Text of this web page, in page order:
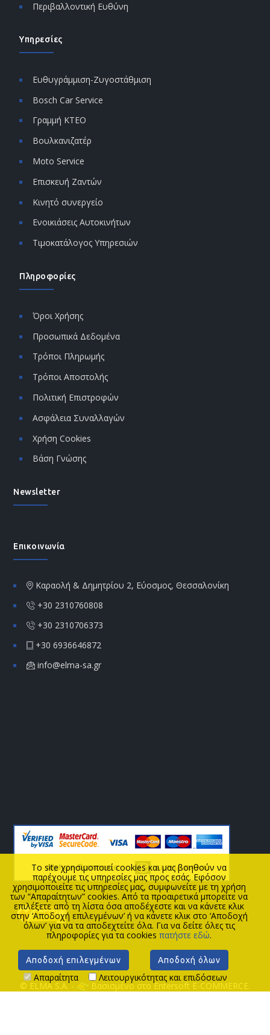
To site χρησιμοποιεί cookies και μας βοηθούν να
παρέχουμε τις υπηρεσίες μας προς εσάς. Εφόσον
χρησιμοποιείτε τις υπηρεσίες μας, συμφωνείτε με τη χρήση
των “Απαραίτητων” cookies. Από τα προαιρετικά μπορείτε να
επιλέξετε από τη λίστα όσα αποδέχεστε και να κάνετε κλικ
στην ‘Αποδοχή επιλεγμένων’ ή να κάνετε κλικ στο ‘Αποδοχή
όλων’ για να τα αποδεχτείτε όλα. Για να δείτε όλες τις
πληροφορίες για τα cookies πατήστε εδώ.
Αποδοχή επιλεγμένων Αποδοχή όλων
Απαραίτητα Λειτουργικότητας και επιδόσεων
Περιβαλλοντική Ευθύνη
Υπηρεσίες
Ευθυγράμμιση-Ζυγοστάθμιση
Bosch Car Service
Γραμμή ΚΤΕΟ
Βουλκανιζατέρ
Moto Service
Επισκευή Ζαντών
Κινητό συνεργείο
Ενοικιάσεις Αυτοκινήτων
Τιμοκατάλογος Υπηρεσιών
Πληροφορίες
Όροι Χρήσης
Προσωπικά Δεδομένα
Τρόποι Πληρωμής
Τρόποι Αποστολής
Πολιτική Επιστροφών
Ασφάλεια Συναλλαγών
Χρήση Cookies
Βάση Γνώσης
Newsletter
Επικοινωνία
Καραολή & Δημητρίου 2, Εύοσμος, Θεσσαλονίκη
+30 2310760808
+30 2310706373
+30 6936646872
info@elma-sa.gr
© ELMA S.A. - Βασισμένο στο Entersoft E-COMMERCE.